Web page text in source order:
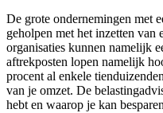
De grote ondernemingen met
geholpen met het inzetten van
organisaties kunnen namelijk
aftrekposten lopen namelijk
procent al enkele
van je omzet. De
hebt en waarop je kan